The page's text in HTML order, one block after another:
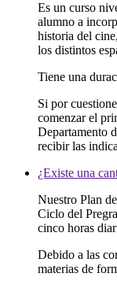
Es un curso
alumno a
historia del
los distintos
Tiene una
Si por
comenzar el
Departamento
recibir las
¿Existe una
Nuestro Plan
Ciclo del
cinco horas
Debido a las
materias de